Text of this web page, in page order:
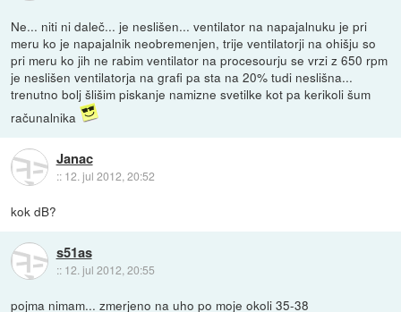
Ne... niti ni daleč... je neslišen... ventilator na napajalnuku je pri
meru ko je napajalnik neobremenjen, trije ventilatorji na ohišju so
pri meru ko jih ne rabim ventilator na procesourju se vrzi z 650 rpm
je neslišen ventilatorja na grafi pa sta na 20% tudi neslišna...
trenutno bolj šlišim piskanje namizne svetilke kot pa kerikoli šum
računalnika
Janac
:: 12. jul 2012, 20:52
kok dB?
s51as
:: 12. jul 2012, 20:55
pojma nimam... zmerjeno na uho po moje okoli 35-38